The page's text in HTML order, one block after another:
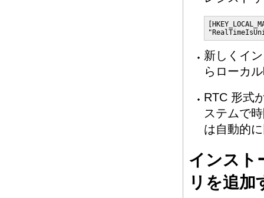
新しくイ
らローカ
RTC 形式
ステムで
は自動的
インスト
リを追加